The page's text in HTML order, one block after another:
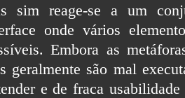
sim reage-se a um
onde vários
Embora as
geralmente são mal
e de fraca